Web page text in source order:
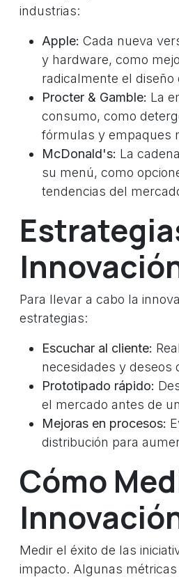
industrias:
Apple: Cada nueva
y hardware, como
radicalmente el
Procter & Gamble: La
consumo, como
fórmulas y empaques
McDonald's: La
su menú, como
tendencias del
Para llevar a cabo la
estrategias:
Escuchar al cliente:
necesidades y deseos
Prototipado rápido:
el mercado antes de
Mejoras en procesos:
distribución para
Cómo
Medir el éxito de las
impacto. Algunas